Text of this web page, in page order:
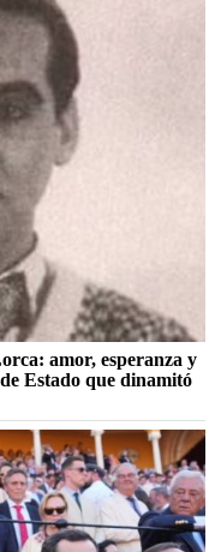
amor, esperanza y
Estado que dinamitó